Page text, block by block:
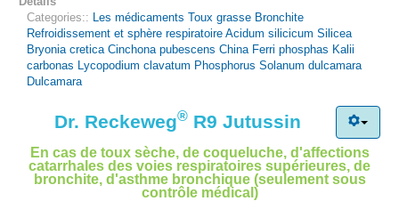
ou votre pharmacien.
informer votre médecin ou votre pharmacien si:
vous souffrez d’une autre maladie,
vous êtes allergique,
vous prenez déjà d’autres médicaments en usage interne ou
externe (même en automédication)!
phosphas D12 1 ml, Kalii carbonas D6 1 ml, Lycopodium
clavatum D30 1 ml, Phosphorus D30 1 ml, Solanum dulcamara
D30 1 ml, eau et alcool comme excipients. Contient 35 % vol.
d’alcool.
Notice d'emballage (PDF)
Categories:: Les médicaments Toux grasse Bronchite
Refroidissement et sphère respiratoire Acidum silicicum Silicea
Bryonia cretica Cinchona pubescens China Ferri phosphas Kalii
carbonas Lycopodium clavatum Phosphorus Solanum dulcamara
Dulcamara
Dr. Reckeweg®R9 Jutussin
En cas de toux sèche, de coqueluche, d'affections
catarrhales des voies respiratoires supérieures, de
bronchite, d'asthme bronchique (seulement sous
contrôle médical)